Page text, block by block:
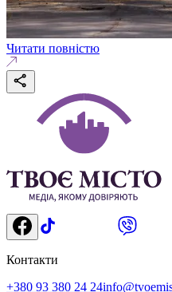
Читати повністю
Контакти
+380 93 380 24 24